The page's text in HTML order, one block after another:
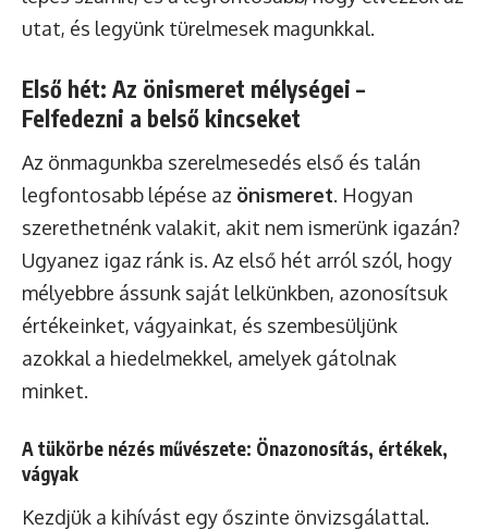
utat, és legyünk türelmesek magunkkal.
Első hét: Az önismeret mélységei –
Felfedezni a belső kincseket
Az önmagunkba szerelmesedés első és talán
legfontosabb lépése az önismeret. Hogyan
szerethetnénk valakit, akit nem ismerünk igazán?
Ugyanez igaz ránk is. Az első hét arról szól, hogy
mélyebbre ássunk saját lelkünkben, azonosítsuk
értékeinket, vágyainkat, és szembesüljünk
azokkal a hiedelmekkel, amelyek gátolnak
minket.
A tükörbe nézés művészete: Önazonosítás, értékek,
vágyak
Kezdjük a kihívást egy őszinte önvizsgálattal.